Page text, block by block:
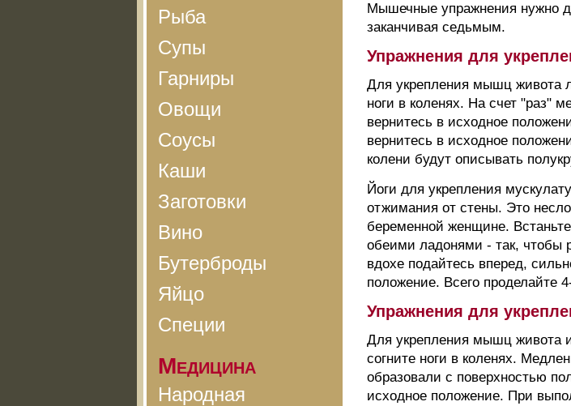
Рыба
Супы
Гарниры
Овощи
Соусы
Каши
Заготовки
Вино
Бутерброды
Яйцо
Специи
Медицина
Народная
Мышечные упражнения нужно
заканчивая седьмым.
Упражнения для
Для укрепления мышц живота
ноги в коленях. На счет "раз"
вернитесь в исходное
вернитесь в исходное
колени будут описывать
Йоги для укрепления
отжимания от стены. Это
беременной женщине.
обеими ладонями - так, чтобы
вдохе подайтесь вперед,
положение. Всего проделайте
Упражнения для
Для укрепления мышц живота
согните ноги в коленях.
образовали с поверхностью
исходное положение. При